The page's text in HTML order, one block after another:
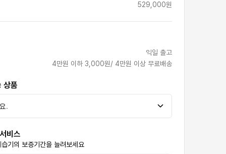
529,000원
익일 출고
4만원 이하 3,000원/ 4만원 이상 무료배송
상품
비스
기의 보증기간을 늘려보세요